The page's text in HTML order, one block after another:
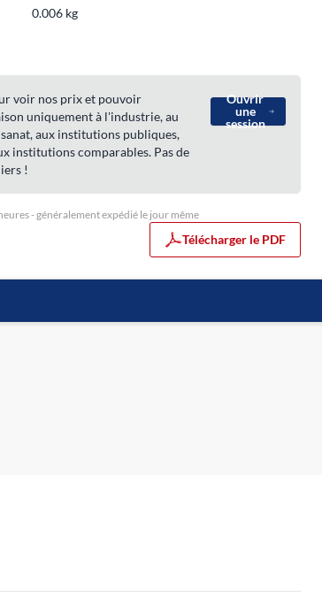
0.006 kg
voir nos prix et pouvoir
uniquement à l'industrie, au
aux institutions publiques,
institutions comparables. Pas de
!
Ouvrir
une
session
- généralement expédié le jour même
Télécharger le PDF